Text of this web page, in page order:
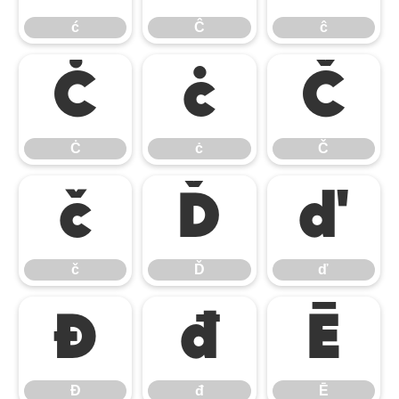
ć Ĉ ĉ
Ċ
Ċ
ċ
ċ
Č
Č
č
č
Ď
Ď
ď
ď
Đ
Đ
đ
đ
Ē
Ē